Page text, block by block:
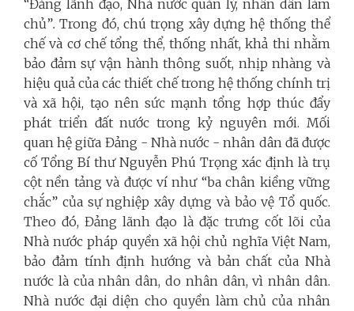
“Đảng lãnh đạo, Nhà nước quản lý, nhân dân làm
chủ”. Trong đó, chú trọng xây dựng hệ thống thể
chế và cơ chế tổng thể, thống nhất, khả thi nhằm
bảo đảm sự vận hành thông suốt, nhịp nhàng và
hiệu quả của các thiết chế trong hệ thống chính trị
và xã hội, tạo nên sức mạnh tổng hợp thúc đẩy
phát triển đất nước trong kỷ nguyên mới. Mối
quan hệ giữa Đảng - Nhà nước - nhân dân đã được
cố Tổng Bí thư Nguyễn Phú Trọng xác định là trụ
cột nền tảng và được ví như “ba chân kiềng vững
chắc” của sự nghiệp xây dựng và bảo vệ Tổ quốc.
Theo đó, Đảng lãnh đạo là đặc trưng cốt lõi của
Nhà nước pháp quyền xã hội chủ nghĩa Việt Nam,
bảo đảm tính định hướng và bản chất của Nhà
nước là của nhân dân, do nhân dân, vì nhân dân.
Nhà nước đại diện cho quyền làm chủ của nhân